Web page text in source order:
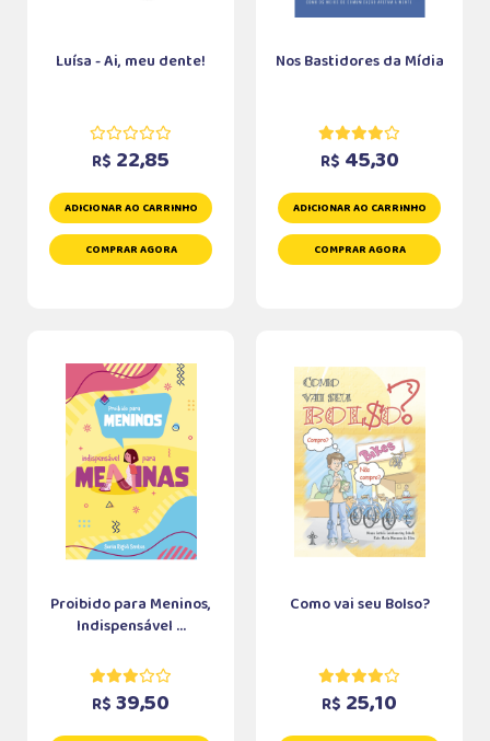
Luísa - Ai, meu dente!
R$ 22,85
ADICIONAR AO CARRINHO
COMPRAR AGORA
Nos Bastidores da Mídia
R$ 45,30
ADICIONAR AO CARRINHO
COMPRAR AGORA
Proibido para Meninos,
Indispensável ...
R$ 39,50
Como vai seu Bolso?
R$ 25,10